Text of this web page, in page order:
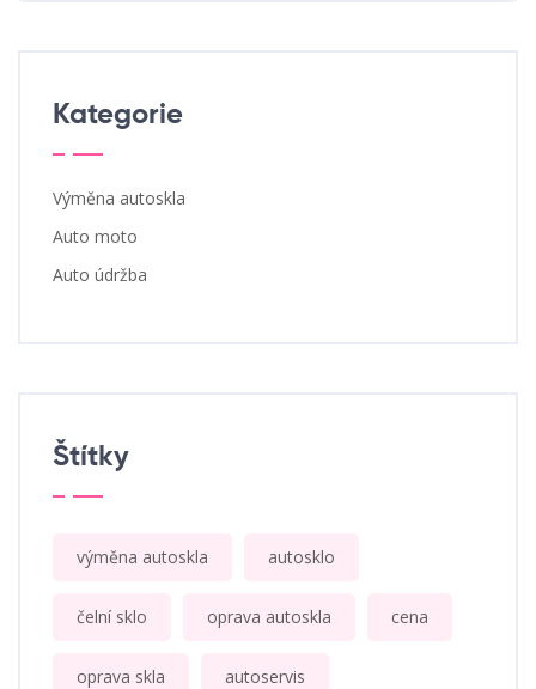
Kategorie
Výměna autoskla
Auto moto
Auto údržba
Štítky
výměna autoskla autosklo
čelní sklo oprava autoskla cena
oprava skla autoservis